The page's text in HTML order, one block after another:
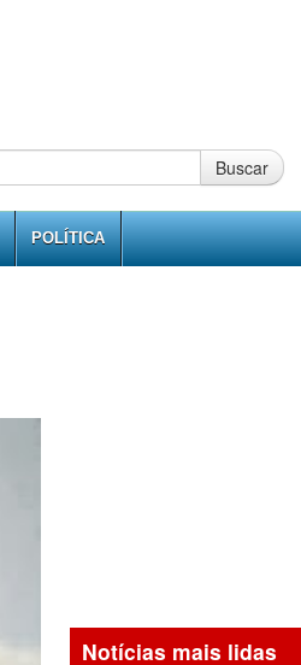
Buscar
POLÍTICA
Notícias mais lidas